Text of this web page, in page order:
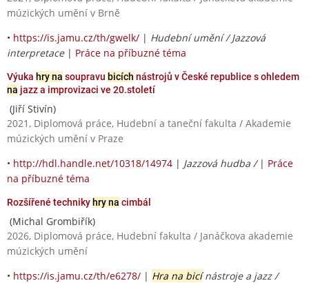
múzických umění v Brně
• https://is.jamu.cz/th/gwelk/ | Hudební umění / Jazzová
interpretace| Práce na příbuzné téma
Výuka hry na soupravu bicích nástrojů v České republice s ohledem
na jazz a improvizaci ve 20.století
(Jiří Stivín)
2021, Diplomová práce, Hudební a taneční fakulta / Akademie
múzických umění v Praze
• http://hdl.handle.net/10318/14974 | Jazzová hudba / | Práce
na příbuzné téma
Rozšířené techniky hry na cimbál
(Michal Grombiřík)
2026, Diplomová práce, Hudební fakulta / Janáčkova akademie
múzických umění
• https://is.jamu.cz/th/e6278/ | Hra na bicínástroje a jazz /